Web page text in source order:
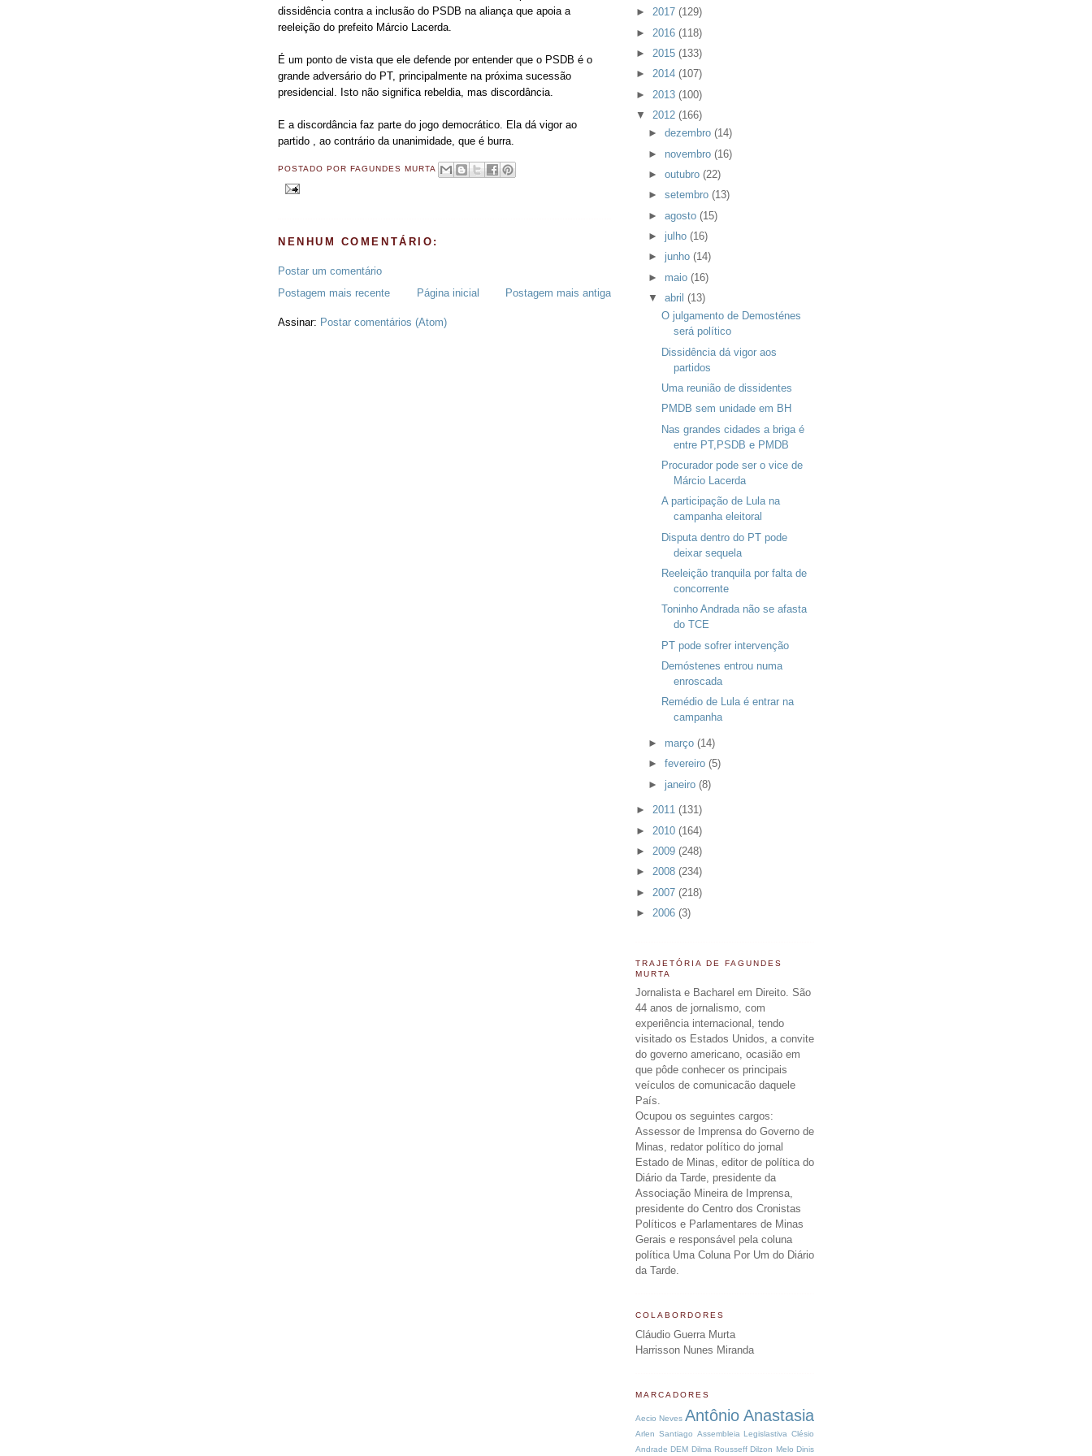
dissidência contra a inclusão do PSDB na aliança que apoia a
reeleição do prefeito Márcio Lacerda.
É um ponto de vista que ele defende por entender que o PSDB é o
grande adversário do PT, principalmente na próxima sucessão
presidencial. Isto não significa rebeldia, mas discordância.
E a discordância faz parte do jogo democrático. Ela dá vigor ao
partido , ao contrário da unanimidade, que é burra.
POSTADO POR FAGUNDES MURTA
NENHUM COMENTÁRIO:
Postar um comentário
Postagem mais recente
Postagem mais antiga
Página inicial
Assinar: Postar comentários (Atom)
► 2017 (129)
► 2016 (118)
► 2015 (133)
► 2014 (107)
► 2013 (100)
▼ 2012 (166)
►dezembro(14)
► novembro(16)
►outubro(22)
►setembro(13)
►agosto(15)
► julho(16)
► junho(14)
► maio(16)
▼abril(13)
O julgamento de Demosténes
será político
Dissidência dá vigor aos
partidos
Uma reunião de dissidentes
PMDB sem unidade em BH
Nas grandes cidades a briga é
entre PT,PSDB e PMDB
Procurador pode ser o vice de
Márcio Lacerda
A participação de Lula na
campanha eleitoral
Disputa dentro do PT pode
deixar sequela
Reeleição tranquila por falta de
concorrente
Toninho Andrada não se afasta
do TCE
PT pode sofrer intervenção
Demóstenes entrou numa
enroscada
Remédio de Lula é entrar na
campanha
► março(14)
►fevereiro(5)
► janeiro(8)
► 2011 (131)
► 2010 (164)
► 2009 (248)
► 2008 (234)
► 2007 (218)
► 2006 (3)
TRAJETÓRIA DE FAGUNDES
MURTA
Jornalista e Bacharel em Direito. São
44 anos de jornalismo, com
experiência internacional, tendo
visitado os Estados Unidos, a convite
do governo americano, ocasião em
que pôde conhecer os principais
veículos de comunicacão daquele
País.
Ocupou os seguintes cargos:
Assessor de Imprensa do Governo de
Minas, redator político do jornal
Estado de Minas, editor de política do
Diário da Tarde, presidente da
Associação Mineira de Imprensa,
presidente do Centro dos Cronistas
Políticos e Parlamentares de Minas
Gerais e responsável pela coluna
política Uma Coluna Por Um do Diário
da Tarde.
COLABORDORES
Cláudio Guerra Murta
Harrisson Nunes Miranda
MARCADORES
Aecio Neves Antônio Anastasia
Arlen Santiago Assembleia Legislastiva Clésio
Andrade DEM Dilma Rousseff Dilzon Melo Dinis